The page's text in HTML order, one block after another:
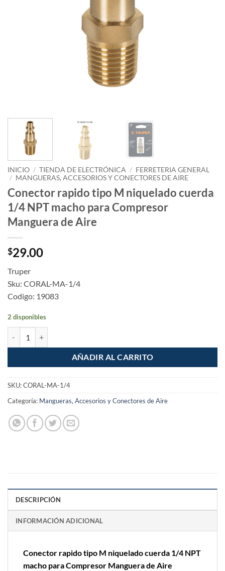
INICIO / TIENDA DE ELECTRÓNICA / FERRETERIA GENERAL
/ MANGUERAS, ACCESORIOS Y CONECTORES DE AIRE
Conector rapido tipo M niquelado cuerda
1/4 NPT macho para Compresor
Manguera de Aire
$29.00
Truper
Sku: CORAL-MA-1/4
Codigo: 19083
2 disponibles
AÑADIR AL CARRITO
SKU:CORAL-MA-1/4
Categoría: Mangueras, Accesorios y Conectores de Aire
DESCRIPCIÓN
INFORMACIÓN ADICIONAL
Conector rapido tipo M niquelado cuerda 1/4 NPT
macho para Compresor Manguera de Aire